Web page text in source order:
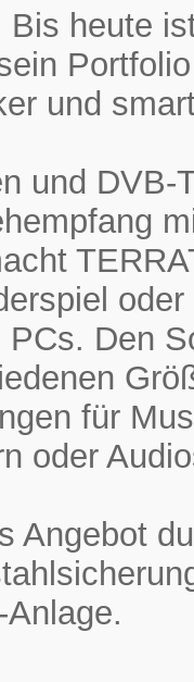
heute
und
und
Den
für
oder
Angebot